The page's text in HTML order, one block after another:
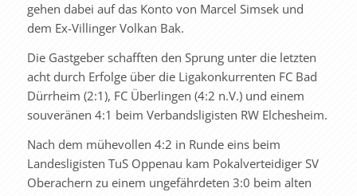
gehen dabei auf das Konto von Marcel Simsek und
dem Ex-Villinger Volkan Bak.
Die Gastgeber schafften den Sprung unter die letzten
acht durch Erfolge über die Ligakonkurrenten FC Bad
Dürrheim (2:1), FC Überlingen (4:2 n.V.) und einem
souveränen 4:1 beim Verbandsligisten RW Elchesheim.
Nach dem mühevollen 4:2 in Runde eins beim
Landesligisten TuS Oppenau kam Pokalverteidiger SV
Oberachern zu einem ungefährdeten 3:0 beim alten